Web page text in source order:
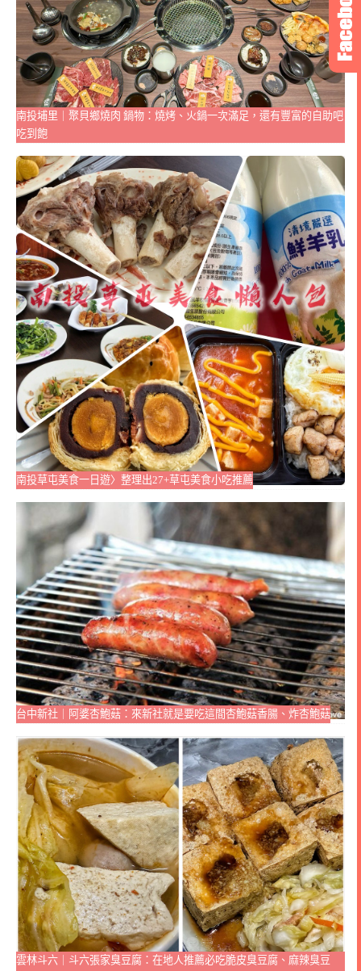
南投埔里｜聚貝鄉燒肉 鍋物：燒烤、火鍋一次滿足，還有豐富的自助吧
吃到飽
南投草屯美食一日遊〉整理出27+草屯美食小吃推薦
台中新社｜阿婆杏鮑菇：來新社就是要吃這間杏鮑菇香腸、炸杏鮑菇
雲林斗六｜斗六張家臭豆腐：在地人推薦必吃脆皮臭豆腐、麻辣臭豆